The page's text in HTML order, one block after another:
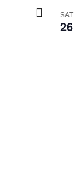
SAT
26